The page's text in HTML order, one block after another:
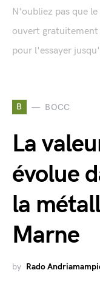
N'oubliez pas que
ouvert gratuitement
pour l'essayer
B BOCC
La
évolue
la
Marne
by Rado